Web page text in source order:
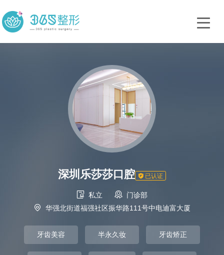
深圳乐莎莎口腔  已认证
 私立  门诊部

华强北街道福强社区振华路111号中电迪富大厦
牙齿美容 半永久妆 牙齿矫正